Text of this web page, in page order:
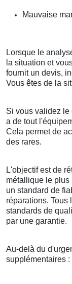
Mauvaise
Lorsque le
la situation et
fournit un devis,
Vous êtes de la
Si vous validez le
a de tout
Cela permet de
des rares.
L'objectif est de
métallique le plus
un standard de
réparations. Tous
standards de
par une garantie.
Au-delà du
supplémentaires :